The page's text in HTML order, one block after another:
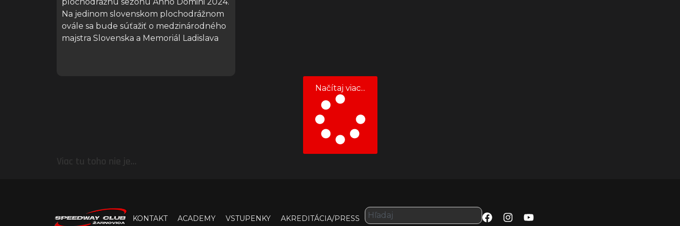
Na jedinom slovenskom plochodrážnom
ovále sa bude súťažiť o medzinárodného
majstra Slovenska a Memoriál Ladislava
Načítaj viac...
Viac tu toho nie je...
KONTAKT ACADEMY VSTUPENKY AKREDITÁCIA/PRESS